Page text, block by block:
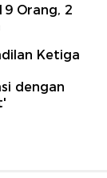
Orang, 2
Ketiga
dengan